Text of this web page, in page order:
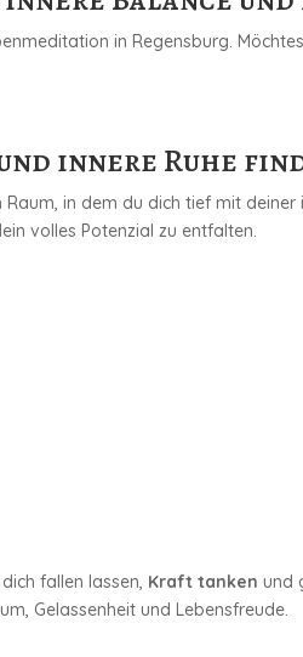
in Regensburg.
innere Ruhe
in dem du dich tief mit
volles Potenzial zu entfalten.
fallen lassen, Kraft tanken und
Gelassenheit und Lebensfreude.